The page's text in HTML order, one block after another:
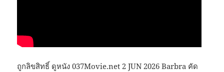
ถูกลิขสิทธิ์ ดูหนัง 037Movie.net 2 JUN 2026 Barbra คัด